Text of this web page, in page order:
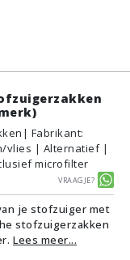
| Fabrikant:
vlies | Alternatief |
microfilter
Vraagje?
je stofzuiger met
stofzuigerzakken
Lees meer...